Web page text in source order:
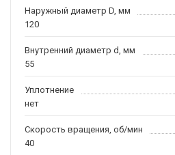
Наружный диаметр D, мм
120
Внутренний диаметр d, мм
55
Уплотнение
нет
Скорость вращения, об/мин
40